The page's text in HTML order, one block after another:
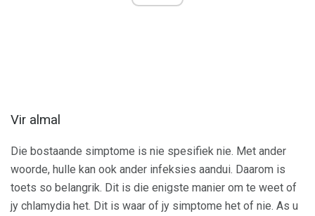
Vir almal
Die bostaande simptome is nie spesifiek nie. Met ander
woorde, hulle kan ook ander infeksies aandui. Daarom is
toets so belangrik. Dit is die enigste manier om te weet of
jy chlamydia het. Dit is waar of jy simptome het of nie. As u